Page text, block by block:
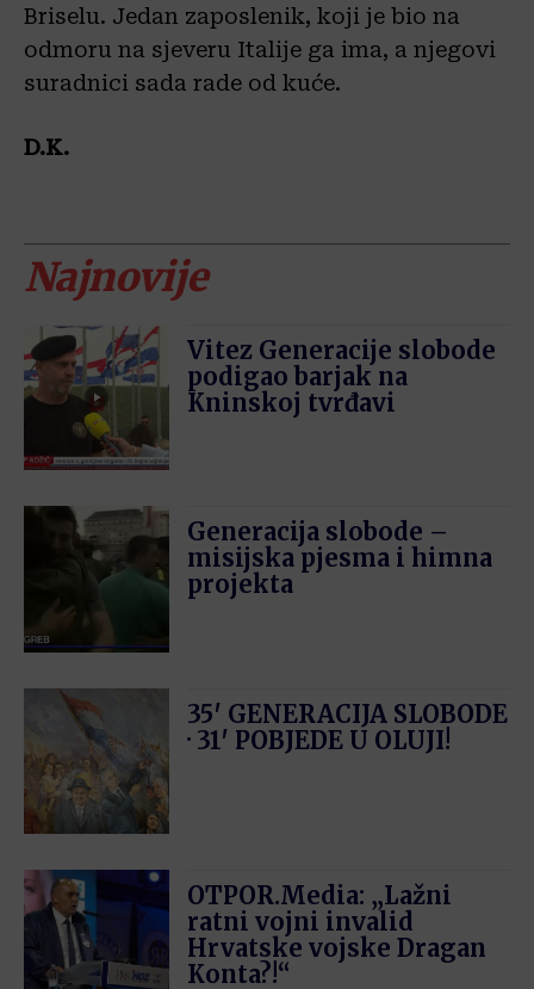
Briselu. Jedan zaposlenik, koji je bio na
odmoru na sjeveru Italije ga ima, a njegovi
suradnici sada rade od kuće.
D.K.
Najnovije
Vitez Generacije slobode
podigao barjak na
Kninskoj tvrđavi
Generacija slobode –
misijska pjesma i himna
projekta
35′ GENERACIJA SLOBODE
· 31′ POBJEDE U OLUJI!
OTPOR.Media: „Lažni
ratni vojni invalid
Hrvatske vojske Dragan
Konta?!“